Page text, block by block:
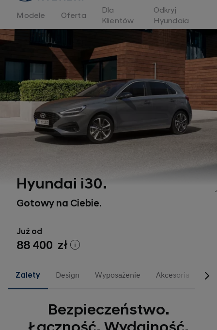
Modele Oferta
Dla
Klientów
Odkryj
Hyundaia
Menu
Hyundai i30.
Gotowy na Ciebie.
Już od
88 400 zł
Zalety Design Wyposażenie Akcesoria N
Bezpieczeństwo.